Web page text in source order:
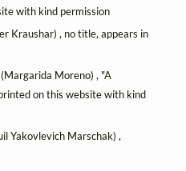
with kind permission
Kraushar) , no title, appears in
(Margarida Moreno) , "A
on this website with kind
Yakovlevich Marschak) ,